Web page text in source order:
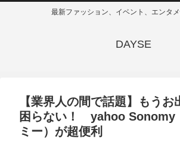
最新ファッション、イベント、エンタ
DAYSE
【業界人の間で話題】もうお
困らない！ yahoo Sonomy
ミー）が超便利